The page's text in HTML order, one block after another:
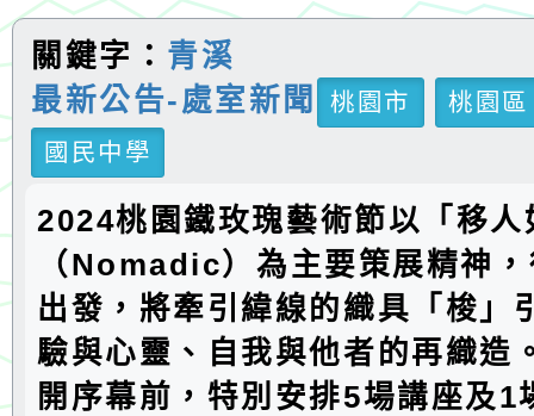
關鍵字： 青溪
最新公告-處室新聞
桃園市
桃園區
國民中學
2024桃園鐵玫瑰藝術節以「移人
（Nomadic）為主要策展精神
出發，將牽引緯線的織具「梭」
驗與心靈、自我與他者的再織造
開序幕前，特別安排5場講座及1